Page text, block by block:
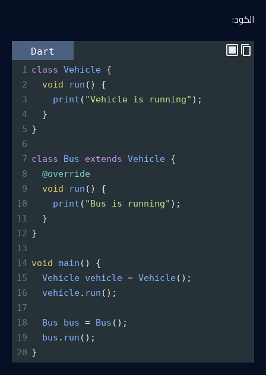
الكود:
Dart
1 class Vehicle {
2
void run () {
3
print ( "Vehicle is running" );
4
  }
5 }
6
7 class Bus extends Vehicle {
8
@override
9
void run () {
10
print ( "Bus is running" );
11
  }
12 }
13
14 void main () {
15
Vehicle vehicle = Vehicle();
16
vehicle. run ();
17
18
Bus bus = Bus ();
19
bus . run ();
20 }